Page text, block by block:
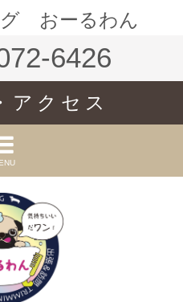
グ おーるわん
6426
アクセス